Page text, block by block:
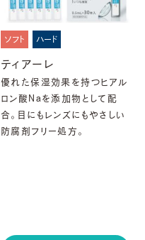
ソフト ハード
ティアーレ
優れた保湿効果を持つヒアル
ロン酸Naを添加物として配
合。目にもレンズにもやさしい
防腐剤フリー処方。